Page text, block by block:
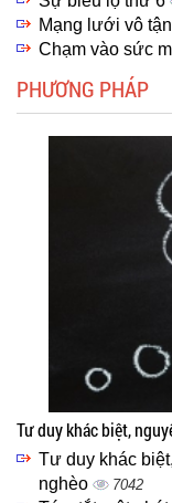
Mạng lưới vô
Chạm vào sức
PHƯƠNG PHÁP
Tư duy khác biệt,
Tư duy khác
nghèo
7042